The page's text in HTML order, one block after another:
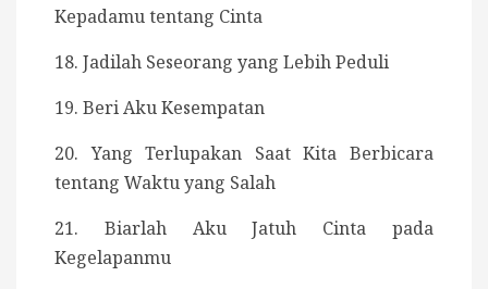
Kepadamu tentang Cinta
18. Jadilah Seseorang yang Lebih Peduli
19. Beri Aku Kesempatan
20. Yang Terlupakan Saat Kita Berbicara
tentang Waktu yang Salah
21. Biarlah Aku Jatuh Cinta pada
Kegelapanmu